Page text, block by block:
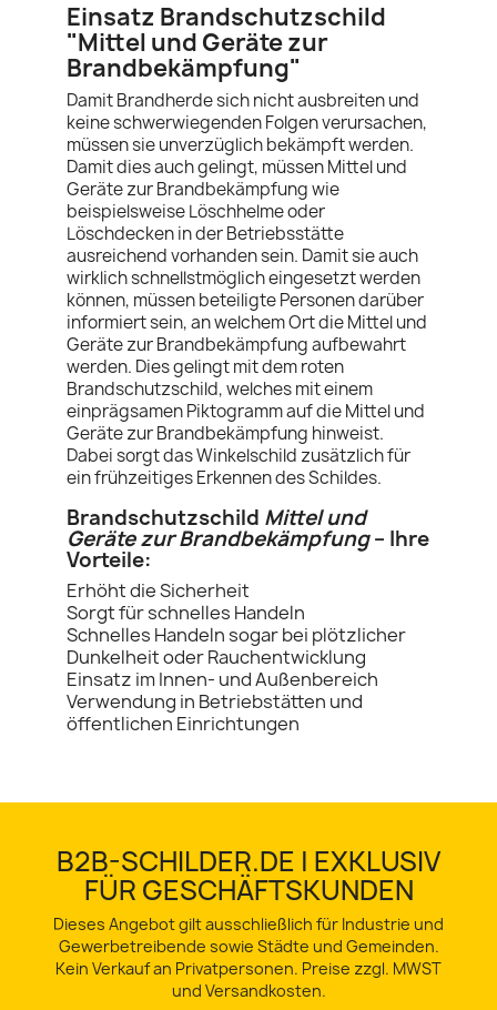
Einsatz Brandschutzschild
"Mittel und Geräte zur
Brandbekämpfung"
Damit Brandherde sich nicht ausbreiten und
keine schwerwiegenden Folgen verursachen,
müssen sie unverzüglich bekämpft werden.
Damit dies auch gelingt, müssen Mittel und
Geräte zur Brandbekämpfung wie
beispielsweise Löschhelme oder
Löschdecken in der Betriebsstätte
ausreichend vorhanden sein. Damit sie auch
wirklich schnellstmöglich eingesetzt werden
können, müssen beteiligte Personen darüber
informiert sein, an welchem Ort die Mittel und
Geräte zur Brandbekämpfung aufbewahrt
werden. Dies gelingt mit dem roten
Brandschutzschild, welches mit einem
einprägsamen Piktogramm auf die Mittel und
Geräte zur Brandbekämpfung hinweist.
Dabei sorgt das Winkelschild zusätzlich für
ein frühzeitiges Erkennen des Schildes.
Brandschutzschild Mittel und
Geräte zur Brandbekämpfung– Ihre
Vorteile:
Erhöht die Sicherheit
Sorgt für schnelles Handeln
Schnelles Handeln sogar bei plötzlicher
Dunkelheit oder Rauchentwicklung
Einsatz im Innen- und Außenbereich
Verwendung in Betriebstätten und
öffentlichen Einrichtungen
B2B-SCHILDER.DE | EXKLUSIV
FÜR GESCHÄFTSKUNDEN
Dieses Angebot gilt ausschließlich für Industrie und
Gewerbetreibende sowie Städte und Gemeinden.
Kein Verkauf an Privatpersonen. Preise zzgl. MWST
und Versandkosten.